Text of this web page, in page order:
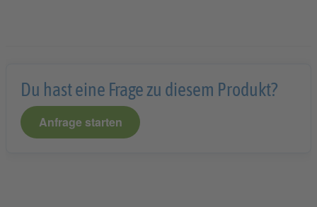
Du hast eine Frage zu diesem Produkt?
Anfrage starten